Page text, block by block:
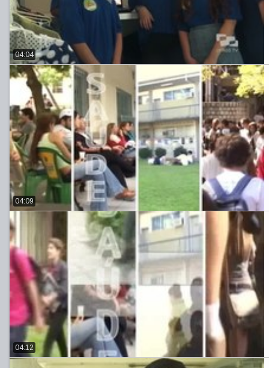
04:04
04:09
04:12